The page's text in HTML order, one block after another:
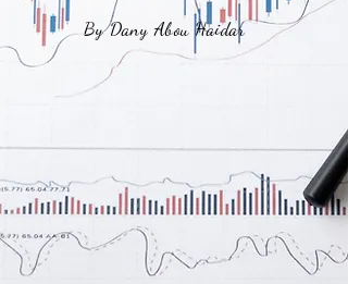
By Dany Abou Haidar